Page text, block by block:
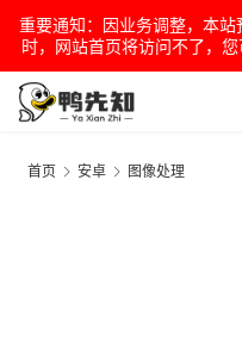
重要通知：因业务调整，本
时，网站首页将访问不了，
首页 安卓 图像处理